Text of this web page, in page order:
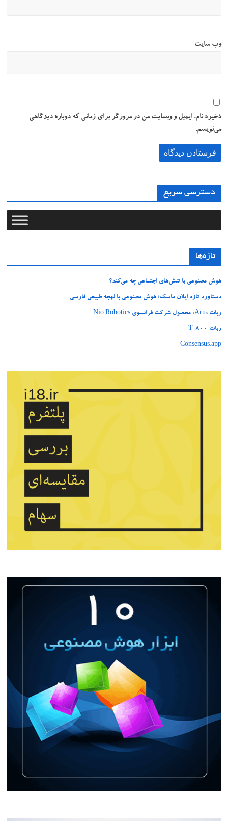
وب‌ سایت
ذخیره نام، ایمیل و وبسایت من در مرورگر برای زمانی که دوباره دیدگاهی
می‌نویسم.
دسترسی سریع
تازه‌ها
هوش مصنوعی با تنش‌های اجتماعی چه می‌کند؟
دستاورد تازه ایلان ماسک؛ هوش مصنوعی با لهجه طبیعی فارسی
ربات «Aru» محصول شرکت فرانسوی Nio Robotics
ربات T‑800
Consensus.app